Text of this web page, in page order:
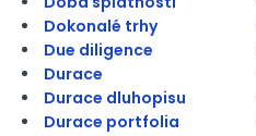
Dokonalé trhy
Due diligence
Durace
Durace dluhopisu
Durace portfolia